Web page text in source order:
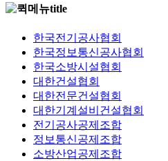
한국전기공사협회
한국정보통신공사협회
한국소방시설협회
대한건설협회
대한전문건설협회
대한기계설비건설협회
전기공사공제조합
정보통신공제조합
소방산업공제조합